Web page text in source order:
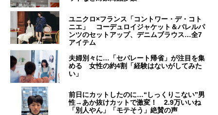
ユニクロ×フランス「コントワー・デ・コト
ニエ」 コーデュロイジャケット＆バレルパ
ンツのセットアップ、デニムブラウス…全7
アイテム
夫婦別々に…「セパレート帰省」が注目を集
める 女性の約4割「経験はないがしてみた
い」
前日にカットしたのに…“しっくりこない”男
性→あか抜けカットで激変！ 2.9万いいね
「別人やん」「モテそう」絶賛の声